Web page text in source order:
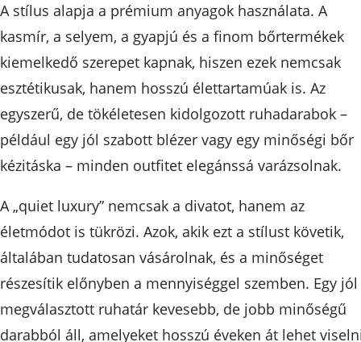
A stílus alapja a prémium anyagok használata. A
kasmír, a selyem, a gyapjú és a finom bőrtermékek
kiemelkedő szerepet kapnak, hiszen ezek nemcsak
esztétikusak, hanem hosszú élettartamúak is. Az
egyszerű, de tökéletesen kidolgozott ruhadarabok –
például egy jól szabott blézer vagy egy minőségi bőr
kézitáska – minden outfitet elegánssá varázsolnak.
A „quiet luxury” nemcsak a divatot, hanem az
életmódot is tükrözi. Azok, akik ezt a stílust követik,
általában tudatosan vásárolnak, és a minőséget
részesítik előnyben a mennyiséggel szemben. Egy jól
megválasztott ruhatár kevesebb, de jobb minőségű
darabból áll, amelyeket hosszú éveken át lehet